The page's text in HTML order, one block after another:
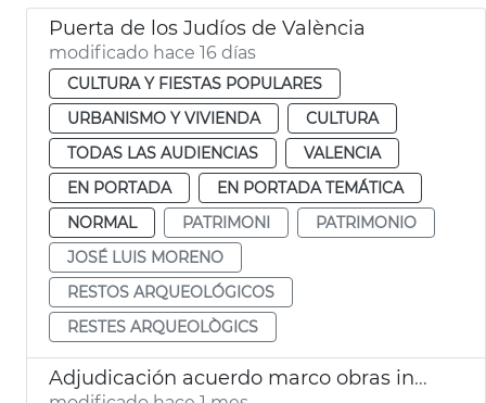
Puerta de los Judíos de València
modificado hace 16 días
CULTURA Y FIESTAS POPULARES
URBANISMO Y VIVIENDA
CULTURA
TODAS LAS AUDIENCIAS
VALENCIA
EN PORTADA
EN PORTADA TEMÁTICA
NORMAL
PATRIMONI
PATRIMONIO
JOSÉ LUIS MORENO
RESTOS ARQUEOLÓGICOS
RESTES ARQUEOLÒGICS
Adjudicación acuerdo marco obras inmuebles municipales València